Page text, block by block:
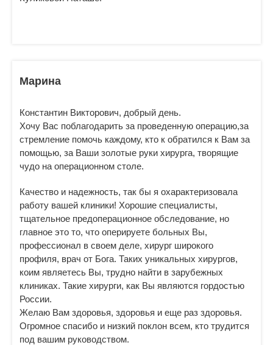
Марина
Константин Викторович, добрый день.
Хочу Вас поблагодарить за проведенную операцию,за
стремление помочь каждому, кто к обратился к Вам за
помощью, за Ваши золотые руки хирурга, творящие
чудо на операционном столе.
Качество и надежность, так бы я охарактеризовала
работу вашей клиники! Хорошие специалисты,
тщательное предоперационное обследование, но
главное это то, что оперируете больных Вы,
профессионал в своем деле, хирург широкого
профиля, врач от Бога. Таких уникальных хирургов,
коим являетесь Вы, трудно найти в зарубежных
клиниках. Такие хирурги, как Вы являются гордостью
России.
Желаю Вам здоровья, здоровья и еще раз здоровья.
Огромное спасибо и низкий поклон всем, кто трудится
под вашим руководством.